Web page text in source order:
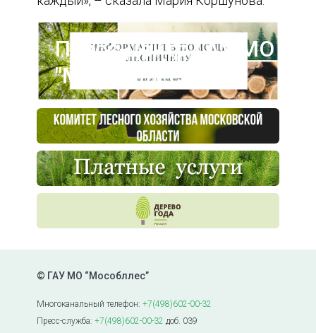
Пресс-центр ГАУ МО
"Мособллес"
© ГАУ МО “Мособллес”
Многоканальный телефон:+7(498)602-00-32
Пресс-служба:+7(498)602-00-32 доб. 039